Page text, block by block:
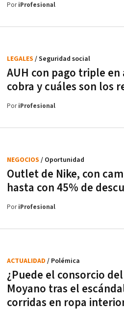
PoriProfesional
AUH con pago triple
cobra y cuáles son los
LEGALES / Seguridad social
PoriProfesional
Outlet de Nike, con
hasta con 45% de
NEGOCIOS / Oportunidad
PoriProfesional
¿Puede el consorcio
Moyano tras el
corridas en ropa
ACTUALIDAD / Polémica